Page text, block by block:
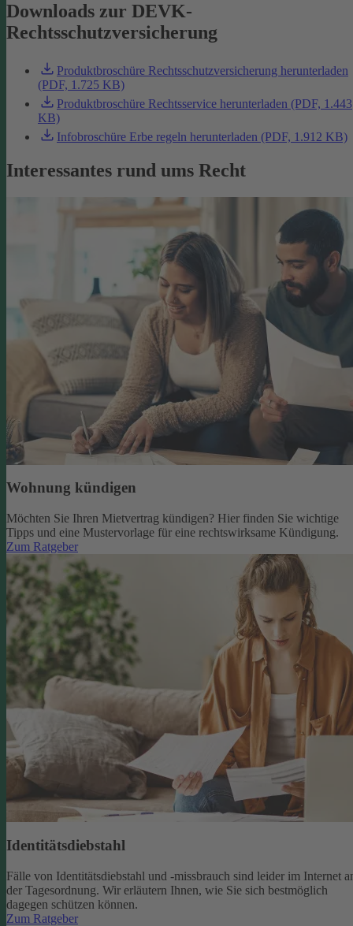
Downloads zur DEVK-
Rechtsschutzversicherung
Produktbroschüre Rechtsschutzversicherung herunterladen
(PDF, 1.725 KB)
Produktbroschüre Rechtsservice herunterladen (PDF, 1.443
KB)
Infobroschüre Erbe regeln herunterladen (PDF, 1.912 KB)
Interessantes rund ums Recht
Wohnung kündigen
Möchten Sie Ihren Mietvertrag kündigen? Hier finden Sie wichtige
Tipps und eine Mustervorlage für eine rechtswirksame Kündigung.
Zum Ratgeber
Identitätsdiebstahl
Fälle von Identitätsdiebstahl und -missbrauch sind leider im Internet
der Tagesordnung. Wir erläutern Ihnen, wie Sie sich bestmöglich
dagegen schützen können.
Zum Ratgeber